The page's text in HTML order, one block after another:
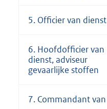
5. Officier van dienst
6. Hoofdofficier van
dienst, adviseur
gevaarlijke stoffen
7. Commandant van